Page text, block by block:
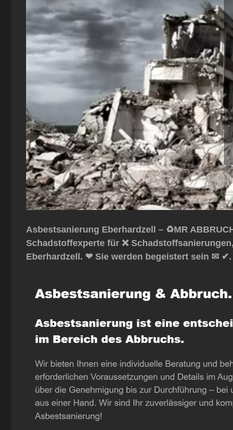
Asbestsanierung Eberhardzell – ♻️MR
Schadstoffexperte für ❌
Eberhardzell. ❤ Sie werden begeistert sein ✉ ✔.